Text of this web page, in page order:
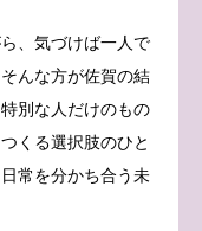
、気づけば一人で
んな方が佐賀の結
別な人だけのもの
くる選択肢のひと
常を分かち合う未